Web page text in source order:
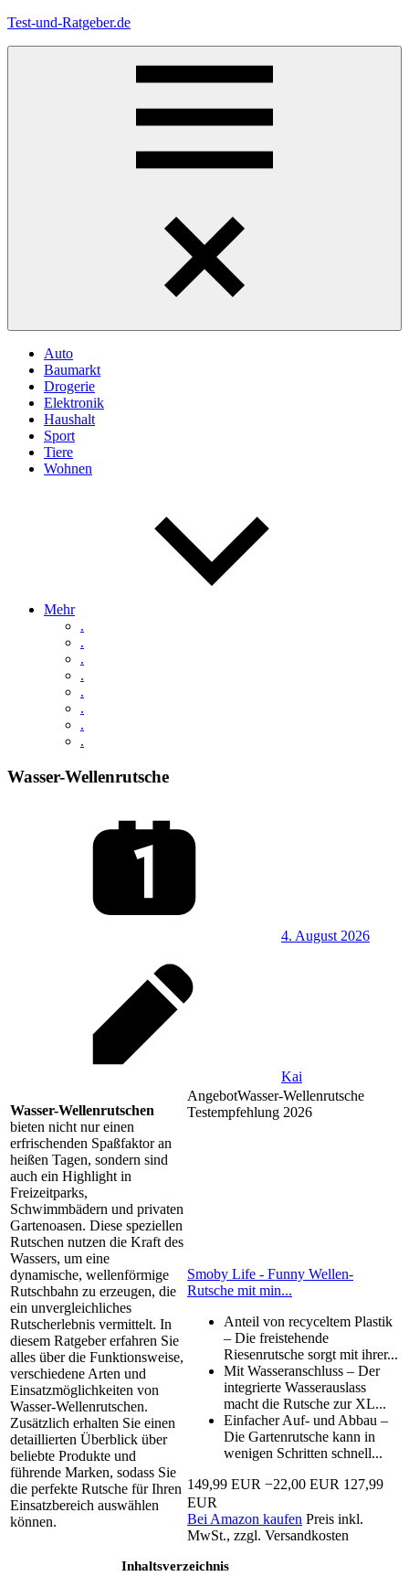
Zum
Test-und-Ratgeber.de
Auto
Baumarkt
Drogerie
Elektronik
Haushalt
Sport
Tiere
Wohnen
Mehr
.
.
.
.
.
.
.
.
Wasser-Wellenrutsche
4. August 2026
Kai
Wasser-Wellenrutschen
bieten nicht nur einen
erfrischenden Spaßfaktor an
heißen Tagen, sondern sind
auch ein Highlight in
Freizeitparks,
Schwimmbädern und privaten
Gartenoasen. Diese speziellen
Rutschen nutzen die Kraft des
Wassers, um eine
dynamische, wellenförmige
Rutschbahn zu erzeugen, die
ein unvergleichliches
Rutscherlebnis vermittelt. In
diesem Ratgeber erfahren Sie
alles über die Funktionsweise,
verschiedene Arten und
Einsatzmöglichkeiten von
Wasser-Wellenrutschen.
Zusätzlich erhalten Sie einen
detaillierten Überblick über
beliebte Produkte und
führende Marken, sodass Sie
die perfekte Rutsche für Ihren
Einsatzbereich auswählen
können.
AngebotWasser-Wellenrutsche
Testempfehlung 2026
Smoby Life - Funny Wellen-
Rutsche mit min...
Anteil von recyceltem Plastik
– Die freistehende
Riesenrutsche sorgt mit ihrer...
Mit Wasseranschluss – Der
integrierte Wasserauslass
macht die Rutsche zur XL...
Einfacher Auf- und Abbau –
Die Gartenrutsche kann in
wenigen Schritten schnell...
149,99 EUR −22,00 EUR 127,99
EUR
Bei Amazon kaufen Preis inkl.
MwSt., zzgl. Versandkosten
Inhaltsverzeichnis